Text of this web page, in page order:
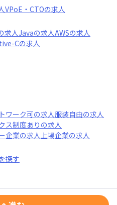
VPoE・CTOの求人
求人Javaの求人AWSの求人
Cの求人
ワーク可の求人服装自由の求人
ス制度あり の求人
企業の求人上場企業の求人
探す